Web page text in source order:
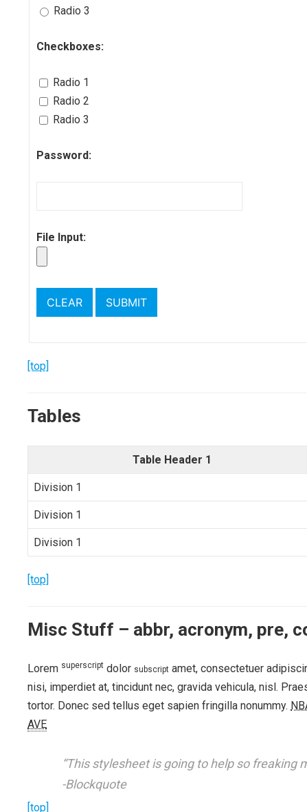
Radio 3
Checkboxes:
Radio 1
Radio 2
Radio 3
Password:
File Input:
[top]
Tables
Table Header 1
Division 1
Division 1
Division 1
[top]
Misc Stuff – abbr, acronym, pre,
Lorem superscript dolor subscript amet, consectetuer
nisi, imperdiet at, tincidunt nec, gravida vehicula, nisl.
tortor. Donec sed tellus eget sapien fringilla nonummy.
AVE
“This stylesheet is going to help so freaking
-Blockquote
[top]